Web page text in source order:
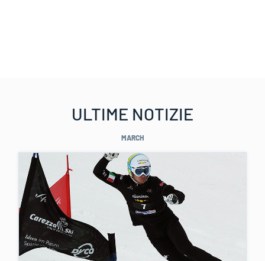
ULTIME NOTIZIE
MARCH